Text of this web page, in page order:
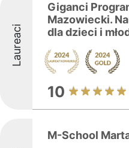
Laureaci
Giganci
Mazowiecki.
dla dzieci i
10
M-School